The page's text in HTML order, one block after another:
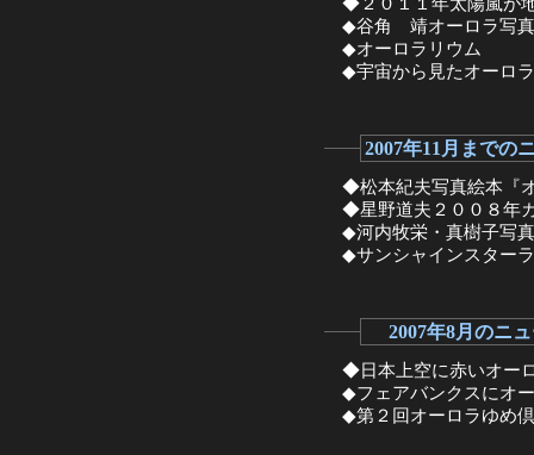
◆谷角 靖オーロラ写真
◆オーロラリウム
◆宇宙から見たオーロ
2007年11月までの
◆松本紀夫写真絵本『
◆星野道夫２００８年
◆河内牧栄・真樹子写
◆サンシャインスター
2007年8月のニ
◆日本上空に赤いオー
◆フェアバンクスにオ
◆第２回オーロラゆめ